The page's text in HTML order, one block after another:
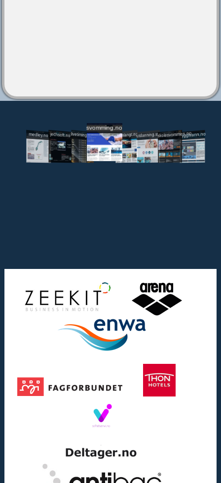
medley.no jechsoft.nolivetiming.medley.no
svomming.no
svomlangt.noutdanning.svomming.no
skolesvommen.notryggivann.no